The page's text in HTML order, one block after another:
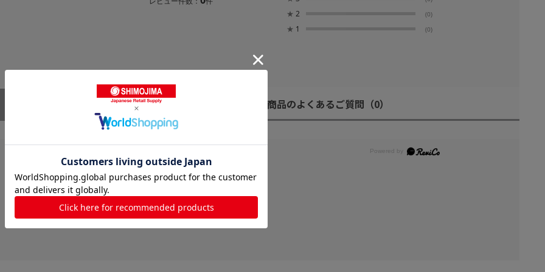
★ 2 (0)
★ 1 (0)
商品のよくあるご質問 （0）
レビューはありません。